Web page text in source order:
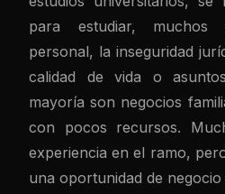
para estudiar, muchos
personal, la inseguridad
calidad de vida o
mayoría son negocios
con pocos recursos.
experiencia en el ramo,
una oportunidad de